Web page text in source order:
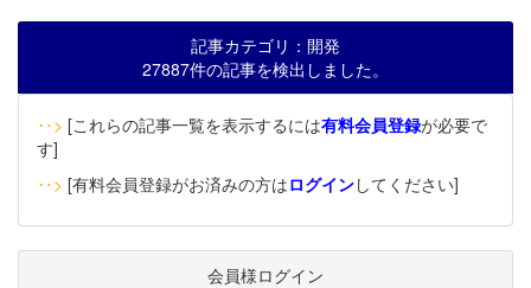
記事カテゴリ：開発
27887件の記事を検出しました。
‥> [これらの記事一覧を表示するには有料会員登録が必要で
す]
‥> [有料会員登録がお済みの方はログインしてください]
会員様ログイン